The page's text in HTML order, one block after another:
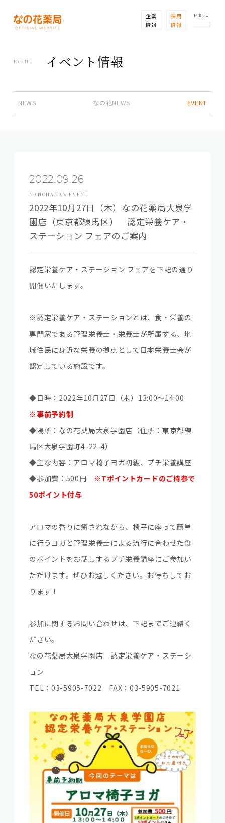
企業
情報
採用
情報
MENU
EVENT イベント情報
NEWS なの花NEWS EVENT
2022.09.26
NANOHANA’s EVENT
2022年10月27日（木）なの花薬局大泉学
園店（東京都練馬区） 認定栄養ケア・
ステーション フェアのご案内
認定栄養ケア・ステーション フェアを下記の通り
開催いたします。
※認定栄養ケア・ステーションとは、食・栄養の
専門家である管理栄養士・栄養士が所属する、地
域住民に身近な栄養の拠点として日本栄養士会が
認定している施設です。
◆日時：2022年10月27日（木）13:00～14:00
※事前予約制
◆場所：なの花薬局大泉学園店（住所：東京都練
馬区大泉学園町4-22-4）
◆主な内容：アロマ椅子ヨガ初級、プチ栄養講座
◆参加費：500円 ※Tポイントカードのご持参で
50ポイント付与
アロマの香りに癒されながら、椅子に座って簡単
に行うヨガと管理栄養士による流行に合わせた食
のポイントをお話しするプチ栄養講座にご参加い
ただけます。ぜひお越しください。お待ちしてお
ります！
参加に関するお問い合わせは、下記までご連絡く
ださい。
なの花薬局大泉学園店 認定栄養ケア・ステーシ
ョン
TEL：03-5905-7022 FAX：03-5905-7021